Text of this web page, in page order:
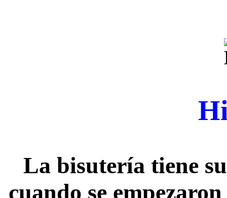
La bisutería tiene
cuando se